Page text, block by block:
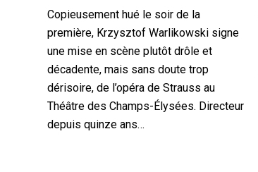
Copieusement hué le soir de la
première, Krzysztof Warlikowski signe
une mise en scène plutôt drôle et
décadente, mais sans doute trop
dérisoire, de l’opéra de Strauss au
Théâtre des Champs-Élysées. Directeur
depuis quinze ans…